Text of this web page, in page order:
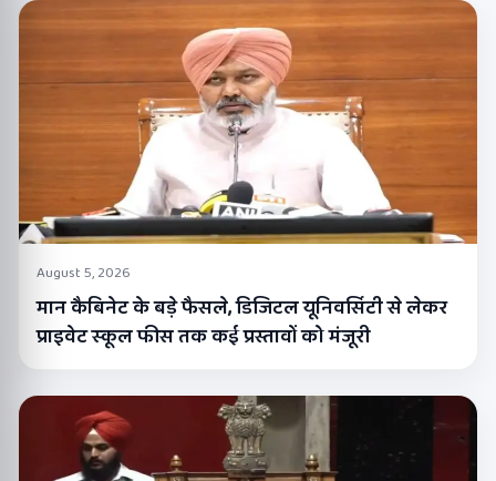
August 5, 2026
मान कैबिनेट के बड़े फैसले, डिजिटल यूनिवर्सिटी से लेकर
प्राइवेट स्कूल फीस तक कई प्रस्तावों को मंजूरी